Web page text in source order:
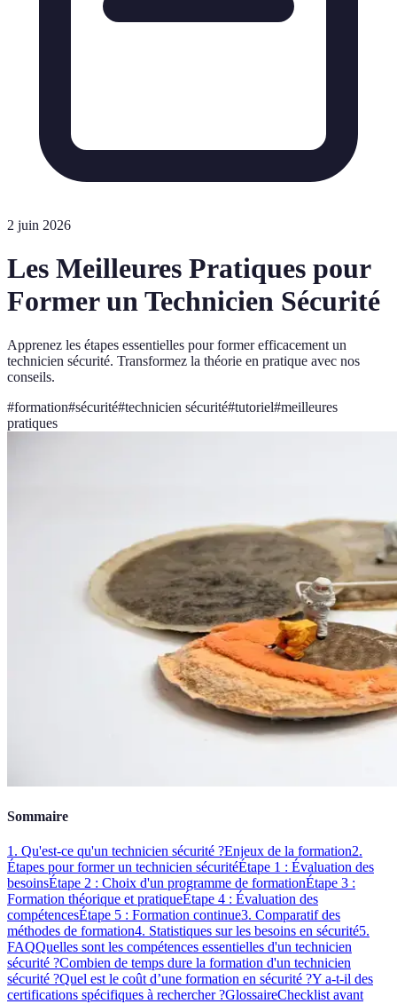
2 juin 2026
Les Meilleures Pratiques pour
Former un Technicien Sécurité
Apprenez les étapes essentielles pour former efficacement un
technicien sécurité. Transformez la théorie en pratique avec nos
conseils.
#formation#sécurité#technicien sécurité#tutoriel#meilleures
pratiques
Sommaire
1. Qu'est-ce qu'un technicien sécurité ?Enjeux de la formation2.
Étapes pour former un technicien sécuritéÉtape 1 : Évaluation des
besoinsÉtape 2 : Choix d'un programme de formationÉtape 3 :
Formation théorique et pratiqueÉtape 4 : Évaluation des
compétencesÉtape 5 : Formation continue3. Comparatif des
méthodes de formation4. Statistiques sur les besoins en sécurité5.
FAQQuelles sont les compétences essentielles d'un technicien
sécurité ?Combien de temps dure la formation d'un technicien
sécurité ?Quel est le coût d’une formation en sécurité ?Y a-t-il des
certifications spécifiques à rechercher ?GlossaireChecklist avant